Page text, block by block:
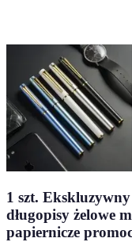
1 szt.
długopisy żelowe
papiernicze